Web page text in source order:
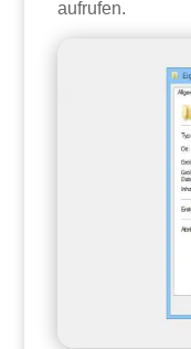
aufrufen.